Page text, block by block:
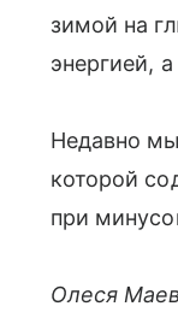
зимой на
энергией,
Недавно мы
которой
при
Олеся